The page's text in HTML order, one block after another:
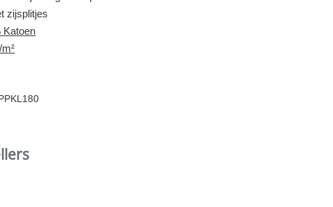
zijsplitjes
Katoen